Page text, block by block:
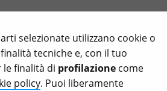
sui nomi veg è una
inutile (e ipocrita)
11, 2026
selezionate utilizzano cookie o
tecniche e, con il tuo
le finalità di profilazione come
policy. Puoi liberamente